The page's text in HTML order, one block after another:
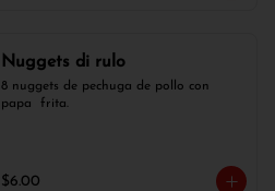
Nuggets di rulo
8 nuggets de pechuga de pollo con
papa  frita.
$6.00